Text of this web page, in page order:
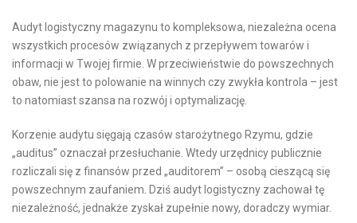
Audyt logistyczny magazynu to kompleksowa, niezależna ocena
wszystkich procesów związanych z przepływem towarów i
informacji w Twojej firmie. W przeciwieństwie do powszechnych
obaw, nie jest to polowanie na winnych czy zwykła kontrola – jest
to natomiast szansa na rozwój i optymalizację.
Korzenie audytu sięgają czasów starożytnego Rzymu, gdzie
„auditus” oznaczał przesłuchanie. Wtedy urzędnicy publicznie
rozliczali się z finansów przed „auditorem” – osobą cieszącą się
powszechnym zaufaniem. Dziś audyt logistyczny zachował tę
niezależność, jednakże zyskał zupełnie nowy, doradczy wymiar.